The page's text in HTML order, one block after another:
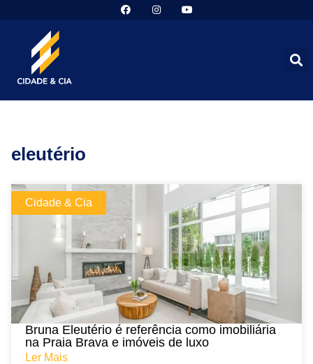
eleutério
Cidade & Cia
Bruna Eleutério é referência como imobiliária
na Praia Brava e imóveis de luxo
Ler Mais